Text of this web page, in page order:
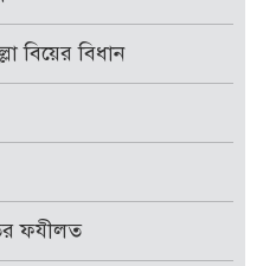
বিয়ের বিধান
ফযীলত